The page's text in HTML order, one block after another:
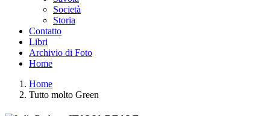
Società
Storia
Contatto
Libri
Archivio di Foto
Home
Home
Tutto molto Green